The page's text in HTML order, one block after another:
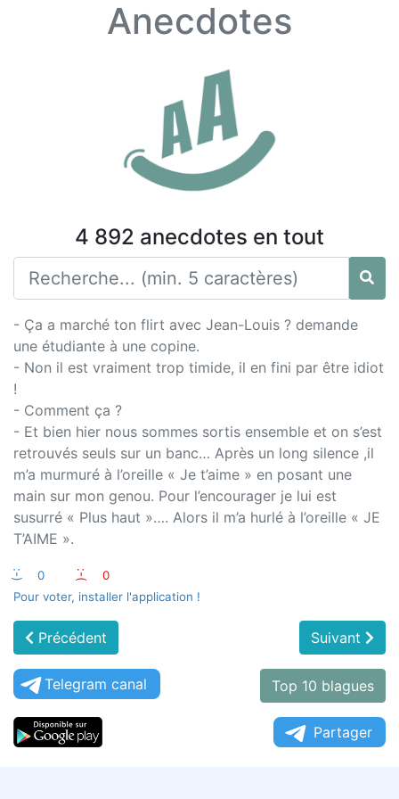
Anecdotes
4 892 anecdotes en tout
- Ça a marché ton flirt avec Jean-Louis ? demande
une étudiante à une copine.
- Non il est vraiment trop timide, il en fini par être idiot
!
- Comment ça ?
- Et bien hier nous sommes sortis ensemble et on s’est
retrouvés seuls sur un banc… Après un long silence ,il
m’a murmuré à l’oreille « Je t’aime » en posant une
main sur mon genou. Pour l’encourager je lui est
susurré « Plus haut »…. Alors il m’a hurlé à l’oreille « JE
T’AIME ».
:-) 0 :-(
0
Pour voter, installer l'application !
Précédent Suivant
Telegram canal Top 10 blagues
Partager